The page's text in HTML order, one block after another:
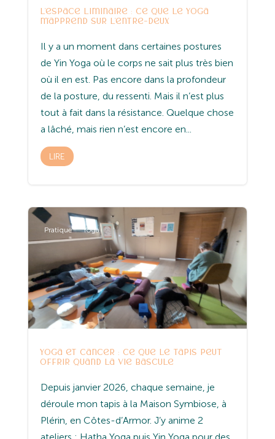
L’espace liminaire : ce que le yoga
m’apprend sur l’entre-deux
Il y a un moment dans certaines postures
de Yin Yoga où le corps ne sait plus très bien
où il en est. Pas encore dans la profondeur
de la posture, du ressenti. Mais il n’est plus
tout à fait dans la résistance. Quelque chose
a lâché, mais rien n’est encore en...
LIRE
Pratique Yoga
Yoga et cancer : ce que le tapis peut
offrir quand la vie bascule
Depuis janvier 2026, chaque semaine, je
déroule mon tapis à la Maison Symbiose, à
Plérin, en Côtes-d’Armor. J’y anime 2